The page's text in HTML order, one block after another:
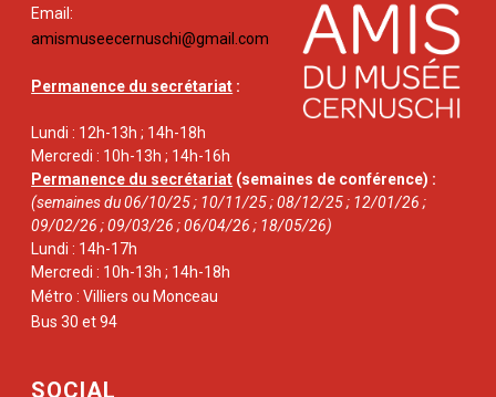
Email:
amismuseecernuschi@gmail.com
Permanence du secrétariat :
Lundi : 12h-13h ; 14h-18h
Mercredi : 10h-13h ; 14h-16h
Permanence du secrétariat (semaines de conférence) :
(semaines du 06/10/25 ; 10/11/25 ; 08/12/25 ; 12/01/26 ;
09/02/26 ; 09/03/26 ; 06/04/26 ; 18/05/26)
Lundi : 14h-17h
Mercredi : 10h-13h ; 14h-18h
Métro : Villiers ou Monceau
Bus 30 et 94
SOCIAL